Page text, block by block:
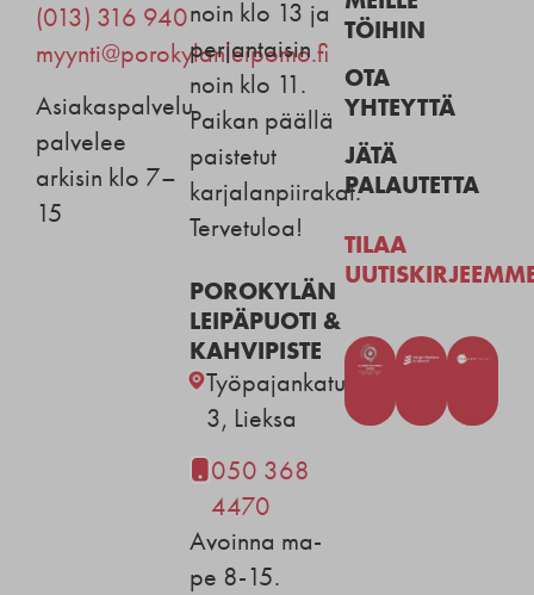
(013) 316 940
myynti@porokylanleipomo.fi
Asiakaspalvelu
palvelee
arkisin klo 7–
15
noin klo 13 ja
perjantaisin
noin klo 11.
Paikan päällä
paistetut
karjalanpiirakat.
Tervetuloa!
POROKYLÄN
LEIPÄPUOTI &
KAHVIPISTE
Työpajankatu
3, Lieksa
050 368
4470
Avoinna ma-
pe 8-15.
TÖIHIN
OTA
YHTEYTTÄ
JÄTÄ
PALAUTETTA
TILAA